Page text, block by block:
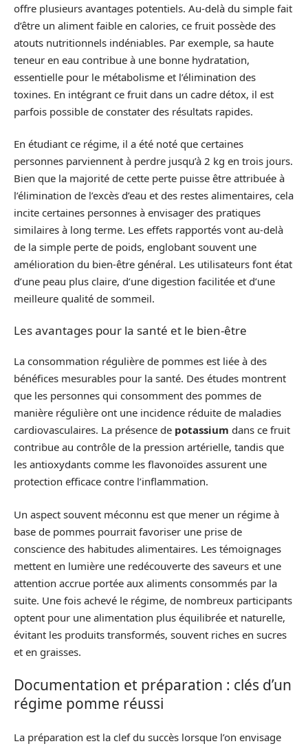
offre plusieurs avantages potentiels. Au-delà du simple fait
d’être un aliment faible en calories, ce fruit possède des
atouts nutritionnels indéniables. Par exemple, sa haute
teneur en eau contribue à une bonne hydratation,
essentielle pour le métabolisme et l’élimination des
toxines. En intégrant ce fruit dans un cadre détox, il est
parfois possible de constater des résultats rapides.
En étudiant ce régime, il a été noté que certaines
personnes parviennent à perdre jusqu’à 2 kg en trois jours.
Bien que la majorité de cette perte puisse être attribuée à
l’élimination de l’excès d’eau et des restes alimentaires, cela
incite certaines personnes à envisager des pratiques
similaires à long terme. Les effets rapportés vont au-delà
de la simple perte de poids, englobant souvent une
amélioration du bien-être général. Les utilisateurs font état
d’une peau plus claire, d’une digestion facilitée et d’une
meilleure qualité de sommeil.
Les avantages pour la santé et le bien-être
La consommation régulière de pommes est liée à des
bénéfices mesurables pour la santé. Des études montrent
que les personnes qui consomment des pommes de
manière régulière ont une incidence réduite de maladies
cardiovasculaires. La présence de potassium dans ce fruit
contribue au contrôle de la pression artérielle, tandis que
les antioxydants comme les flavonoïdes assurent une
protection efficace contre l’inflammation.
Un aspect souvent méconnu est que mener un régime à
base de pommes pourrait favoriser une prise de
conscience des habitudes alimentaires. Les témoignages
mettent en lumière une redécouverte des saveurs et une
attention accrue portée aux aliments consommés par la
suite. Une fois achevé le régime, de nombreux participants
optent pour une alimentation plus équilibrée et naturelle,
évitant les produits transformés, souvent riches en sucres
et en graisses.
Documentation et préparation : clés d’un
régime pomme réussi
La préparation est la clef du succès lorsque l’on envisage